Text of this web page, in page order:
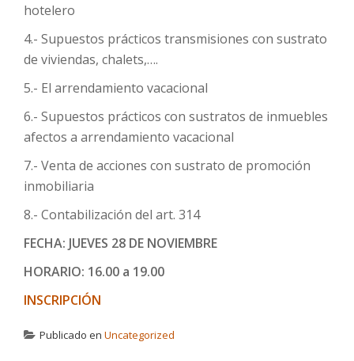
hotelero
4.- Supuestos prácticos transmisiones con sustrato
de viviendas, chalets,….
5.- El arrendamiento vacacional
6.- Supuestos prácticos con sustratos de inmuebles
afectos a arrendamiento vacacional
7.- Venta de acciones con sustrato de promoción
inmobiliaria
8.- Contabilización del art. 314
FECHA: JUEVES 28 DE NOVIEMBRE
HORARIO: 16.00 a 19.00
INSCRIPCIÓN
Publicado en Uncategorized